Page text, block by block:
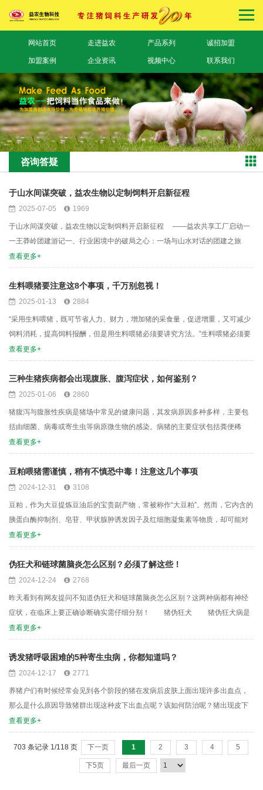
网站首页 走进益农 产品系列 诚招加盟
加盟案例 企业资讯 视频中心 联系我们
咨询答疑
于山水间谋突破，益农生物以定制饲料开启新征程
2025-07-05 1969
于山水间谋突破，益农生物以定制饲料开启新征程 ——益农共享工厂启动一
一王莽岭团建游记一、行业困境中的破局之心：一场与山水对话的团建之旅
当前养殖行业面临市场波动与成本高起的双重压力，养殖户的前行之路布满荆
棘。益农生物科技有限公司深知肩上的责任，为凝聚团队智...
查看更多+
生料喂猪要注意这8个事项，千万别忽视！
2025-01-13 2884
“采用生料喂猪，既可节省人力、财力，增加猪的采食量，促进增重，又可减少
饲料消耗，提高饲料报酬，但是用生料喂猪必须要讲究方法。”生料喂猪必须要
掌握以下方法，才能获得更好的效益。 1、饲料选择要得当 可以作生喂的饲料
主要是禾本科籽实，如玉米、小麦、稻谷等及其加工副产品，如稻糠、麦麸
等。上述饲料煮熟后营养...
查看更多+
三种生猪疾病都会出现腹胀、腹泻症状，如何鉴别？
2025-01-06 2860
猪腹泻与腹胀性疾病是猪场中常见的健康问题，其发病原因多种多样，主要包
括由细菌、病毒或寄生虫等病原微生物的感染。病猪的主要症状包括粪便稀
薄，严重时会出现水样便，同时伴随消化和吸收不良。病程较长的猪只还会出
现渐进性消瘦。其中，以腹泻或腹胀为共同特征的疾病主要包括猪克雷伯氏杆
菌病、初生仔猪绿脓杆菌病和猪魏氏梭菌病。猪克雷伯氏...
查看更多+
豆粕喂猪需谨慎，稍有不慎恐中毒！注意这几个事项
2024-12-31 3108
豆粕，作为大豆提炼豆油后的宝贵副产物，常被称作“大豆粕”。然而，它内含的
胰蛋白酶抑制剂、皂苷、甲状腺肿诱发因子及红细胞凝集素等物质，却可能对
生猪健康构成威胁。这些成分或削弱胰蛋白酶活性，干扰蛋白质的消化吸收，
或直接导致生猪中毒，症状从轻微腹泻到严重致死不等，对幼龄仔猪的危害尤
为显著。 对于追求高品质养殖的养殖...
查看更多+
伪狂犬和链球菌脑炎怎么区别？必须了解这些！
2024-12-24 2768
昨天看到有网友提问不知道伪狂犬和链球菌脑炎怎么区别？这两种病都有神经
症状，在临床上要正确诊断确实需仔细分别！ 猪伪狂犬 猪伪狂犬病是
由猪伪狂犬病病毒引起的猪的急性传染病。该病在猪呈暴发性流行。可引起妊
娠母猪流产、死胎，公猪不育，新生仔猪大量死亡，育肥猪呼吸困难、生长停
滞等，是危害全球养猪业的重大传染病之...
查看更多+
诱发猪呼吸困难的5种寄生虫病，你都知道吗？
2024-12-17 2771
养猪户们有时候经常会见到各个阶段的猪在发病后皮肤上面出现许多出血点，
那么是什么原因导致猪群出现这种皮下出血点呢？该如何防治呢？猪出现皮下
出血是什么原因引起的？该怎么治疗？是非洲猪瘟吗？过敏反应 过敏
原会刺激皮肤发生皮炎湿疹等，皮肤表层组织炎症反应，当炎症侵害到皮肤深
层组织，多发生耳根、下腹部、背部、四...
查看更多+
703 条记录 1/118 页 下一页 1 2 3 4 5
下5页 最后一页